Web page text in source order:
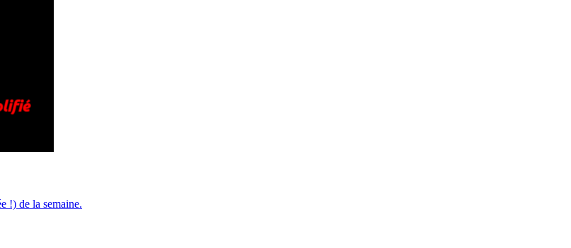
!) de la semaine.